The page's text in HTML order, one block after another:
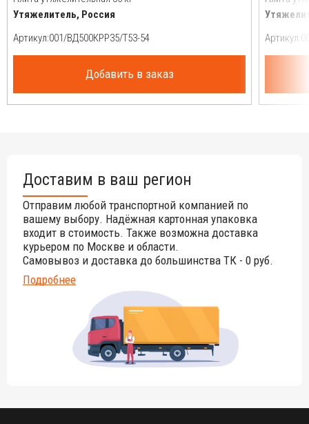
Утяжелитель, Россия
Артикул:
Добавить в заказ
Артикул:
Доставим в ваш регион
Отправим любой транспортной компанией по
вашему выбору. Надёжная картонная упаковка
входит в стоимость. Также возможна доставка
курьером по Москве и области.
Самовывоз и доставка до большинства ТК - 0 руб.
Подробнее